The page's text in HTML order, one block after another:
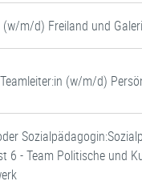
m/d) Freiland und
(w/m/d)
6 - Team Politische und